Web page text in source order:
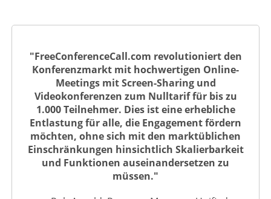
"FreeConferenceCall.com revolutioniert den
Konferenzmarkt mit hochwertigen Online-
Meetings mit Screen-Sharing und
Videokonferenzen zum Nulltarif für bis zu
1.000 Teilnehmer. Dies ist eine erhebliche
Entlastung für alle, die Engagement fördern
möchten, ohne sich mit den marktüblichen
Einschränkungen hinsichtlich Skalierbarkeit
und Funktionen auseinandersetzen zu
müssen."